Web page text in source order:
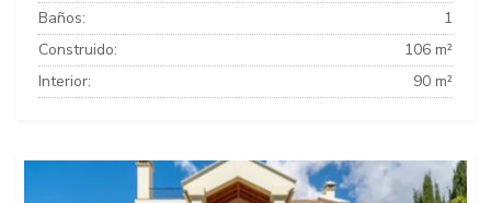
Baños:
1
Construido:
106 m²
Interior:
90 m²